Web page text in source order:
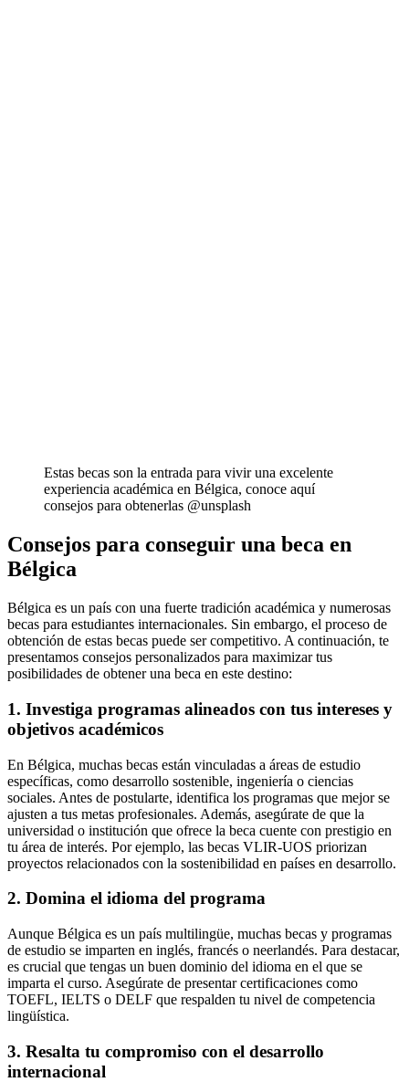
Estas becas son la entrada para vivir una excelente
experiencia académica en Bélgica, conoce aquí
consejos para obtenerlas @unsplash
Consejos para conseguir una beca en
Bélgica
Bélgica es un país con una fuerte tradición académica y numerosas
becas para estudiantes internacionales. Sin embargo, el proceso de
obtención de estas becas puede ser competitivo. A continuación, te
presentamos consejos personalizados para maximizar tus
posibilidades de obtener una beca en este destino:
1. Investiga programas alineados con tus intereses y
objetivos académicos
En Bélgica, muchas becas están vinculadas a áreas de estudio
específicas, como desarrollo sostenible, ingeniería o ciencias
sociales. Antes de postularte, identifica los programas que mejor se
ajusten a tus metas profesionales. Además, asegúrate de que la
universidad o institución que ofrece la beca cuente con prestigio en
tu área de interés. Por ejemplo, las becas VLIR-UOS priorizan
proyectos relacionados con la sostenibilidad en países en desarrollo.
2. Domina el idioma del programa
Aunque Bélgica es un país multilingüe, muchas becas y programas
de estudio se imparten en inglés, francés o neerlandés. Para destacar,
es crucial que tengas un buen dominio del idioma en el que se
imparta el curso. Asegúrate de presentar certificaciones como
TOEFL, IELTS o DELF que respalden tu nivel de competencia
lingüística.
3. Resalta tu compromiso con el desarrollo
internacional